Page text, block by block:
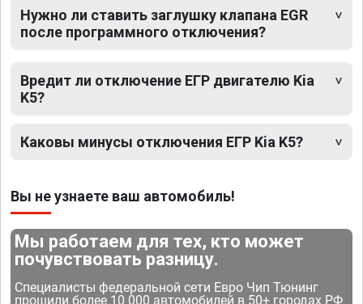
Нужно ли ставить заглушку клапана EGR
после программного отключения?
Вредит ли отключение ЕГР двигателю Kia
K5?
Каковы минусы отключения ЕГР Kia K5?
Вы не узнаете ваш автомобиль!
Мы работаем для тех, кто может
почувствовать разницу.
Специалисты федеральной сети Евро Чип Тюнинг
прошили более 10 000 автомобилей в 50+ городах РФ